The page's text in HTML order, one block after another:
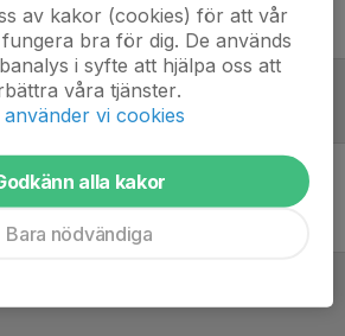
Resurs
av kakor (cookies) för att vår
bra för dig. De används
i syfte att hjälpa oss att
våra tjänster.
använder vi cookies
alla kakor
Bara nödvändiga